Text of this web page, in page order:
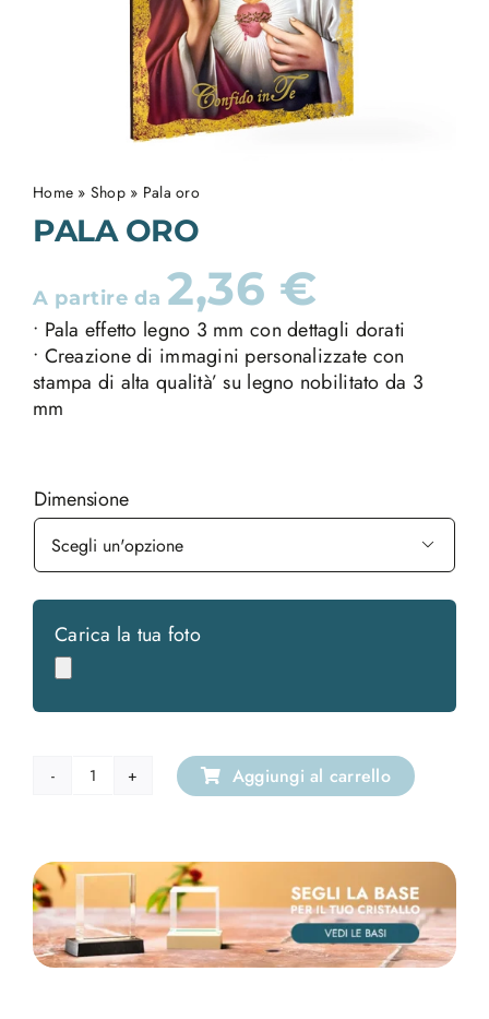
Home » Shop» Pala oro
PALA ORO
A partire da 2,36 €
• Pala effetto legno 3 mm con dettagli dorati
• Creazione di immagini personalizzate con
stampa di alta qualità’ su legno nobilitato da 3
mm
Dimensione

Carica la tua foto
Pala
Aggiungi al carrello